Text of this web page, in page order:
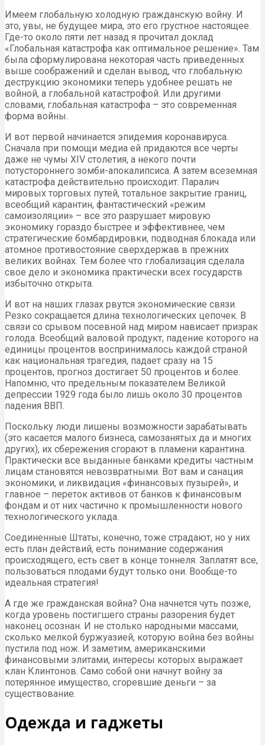
Имеем глобальную холодную гражданскую войну. И
это, увы, не будущее мира, это его грустное настоящее.
Где-то около пяти лет назад я прочитал доклад
«Глобальная катастрофа как оптимальное решение». Там
была сформулирована некоторая часть приведенных
выше соображений и сделан вывод, что глобальную
деструкцию экономики теперь удобнее решать не
войной, а глобальной катастрофой. Или другими
словами, глобальная катастрофа – это современная
форма войны.
И вот первой начинается эпидемия коронавируса.
Сначала при помощи медиа ей придаются все черты
даже не чумы XIV столетия, а некого почти
потустороннего зомби-апокалипсиса. А затем всеземная
катастрофа действительно происходит. Паралич
мировых торговых путей, тотальное закрытие границ,
всеобщий карантин, фантастический «режим
самоизоляции» – все это разрушает мировую
экономику гораздо быстрее и эффективнее, чем
стратегические бомбардировки, подводная блокада или
атомное противостояние сверхдержав в прежних
великих войнах. Тем более что глобализация сделала
свое дело и экономика практически всех государств
избыточно открыта.
И вот на наших глазах рвутся экономические связи.
Резко сокращается длина технологических цепочек. В
связи со срывом посевной над миром нависает призрак
голода. Всеобщий валовой продукт, падение которого на
единицы процентов воспринималось каждой страной
как национальная трагедия, падает сразу на 15
процентов, прогноз достигает 50 процентов и более.
Напомню, что предельным показателем Великой
депрессии 1929 года было лишь около 30 процентов
падения ВВП.
Поскольку люди лишены возможности зарабатывать
(это касается малого бизнеса, самозанятых да и многих
других), их сбережения сгорают в пламени карантина.
Практически все выданные банками кредиты частным
лицам становятся невозвратными. Вот вам и санация
экономики, и ликвидация «финансовых пузырей», и
главное – переток активов от банков к финансовым
фондам и от них частично к промышленности нового
технологического уклада.
Соединенные Штаты, конечно, тоже страдают, но у них
есть план действий, есть понимание содержания
происходящего, есть свет в конце тоннеля. Заплатят все,
пользоваться плодами будут только они. Вообще-то
идеальная стратегия!
А где же гражданская война? Она начнется чуть позже,
когда уровень постигшего страны разорения будет
наконец осознан. И не столько народными массами,
сколько мелкой буржуазией, которую война без войны
пустила под нож. И заметим, американскими
финансовыми элитами, интересы которых выражает
клан Клинтонов. Само собой они начнут войну за
потерянное имущество, сгоревшие деньги – за
существование.
Одежда и гаджеты